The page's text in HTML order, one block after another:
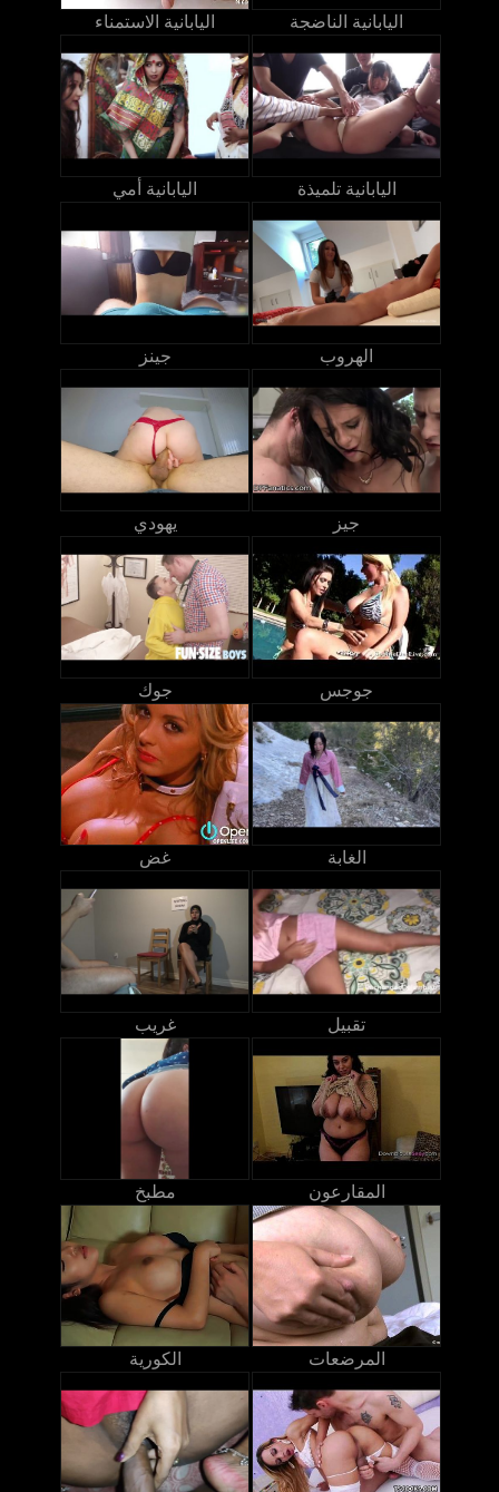
اليابانية الاستمناء اليابانية الناضجة
اليابانية أمي اليابانية تلميذة
جينز الهروب
يهودي جيز
جوك جوجس
غض الغابة
غريب تقبيل
مطبخ المقارعون
الكورية المرضعات